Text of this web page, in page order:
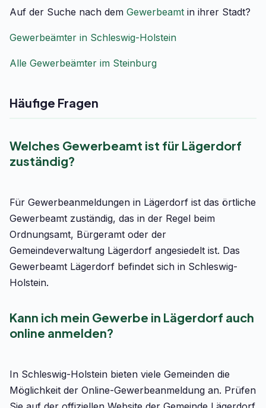
Auf der Suche nach dem Gewerbeamt in ihrer Stadt?
Gewerbeämter in Schleswig-Holstein
Alle Gewerbeämter im Steinburg
Häufige Fragen
Welches Gewerbeamt ist für Lägerdorf
zuständig?
Für Gewerbeanmeldungen in Lägerdorf ist das örtliche
Gewerbeamt zuständig, das in der Regel beim
Ordnungsamt, Bürgeramt oder der
Gemeindeverwaltung Lägerdorf angesiedelt ist. Das
Gewerbeamt Lägerdorf befindet sich in Schleswig-
Holstein.
Kann ich mein Gewerbe in Lägerdorf auch
online anmelden?
In Schleswig-Holstein bieten viele Gemeinden die
Möglichkeit der Online-Gewerbeanmeldung an. Prüfen